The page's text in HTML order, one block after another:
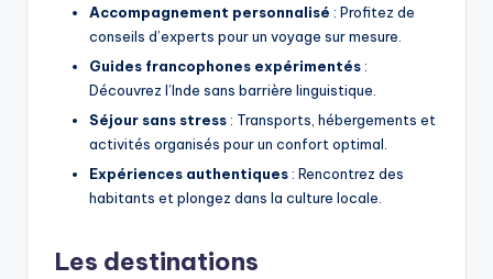
Accompagnement personnalisé : Profitez de
conseils d’experts pour un voyage sur mesure.
Guides francophones expérimentés :
Découvrez l’Inde sans barrière linguistique.
Séjour sans stress : Transports, hébergements et
activités organisés pour un confort optimal.
Expériences authentiques : Rencontrez des
habitants et plongez dans la culture locale.
Les destinations